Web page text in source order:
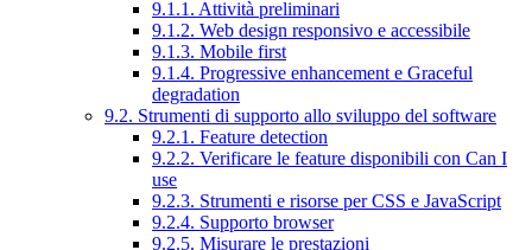
9.1.1. Attività preliminari
9.1.2. Web design responsivo e accessibile
9.1.3. Mobile first
9.1.4. Progressive enhancement e Graceful
degradation
9.2. Strumenti di supporto allo sviluppo del software
9.2.1. Feature detection
9.2.2. Verificare le feature disponibili con Can I
use
9.2.3. Strumenti e risorse per CSS e JavaScript
9.2.4. Supporto browser
9.2.5. Misurare le prestazioni